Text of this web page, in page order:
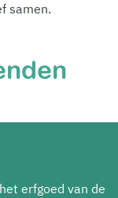
samen.
erfgoed van de